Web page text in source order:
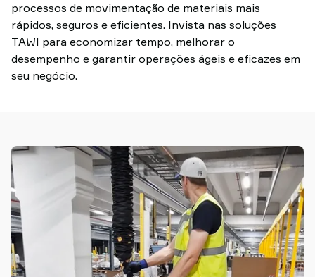
processos de movimentação de materiais mais
rápidos, seguros e eficientes. Invista nas soluções
TAWI para economizar tempo, melhorar o
desempenho e garantir operações ágeis e eficazes em
seu negócio.
em
contato
conosco